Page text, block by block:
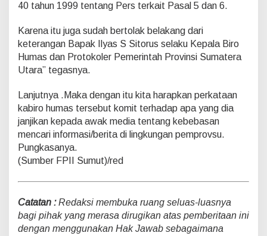
40 tahun 1999 tentang Pers terkait Pasal 5 dan 6.
Karena itu juga sudah bertolak belakang dari
keterangan Bapak Ilyas S Sitorus selaku Kepala Biro
Humas dan Protokoler Pemerintah Provinsi Sumatera
Utara” tegasnya.
Lanjutnya .Maka dengan itu kita harapkan perkataan
kabiro humas tersebut komit terhadap apa yang dia
janjikan kepada awak media tentang kebebasan
mencari informasi/berita di lingkungan pemprovsu.
Pungkasanya.
(Sumber FPII Sumut)/red
Catatan :Redaksi membuka ruang seluas-luasnya
bagi pihak yang merasa dirugikan atas pemberitaan ini
dengan menggunakan Hak Jawab sebagaimana